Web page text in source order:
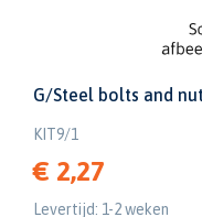
G/Steel bolts and
KIT9/1
€ 2,27
Levertijd: 1-2 weken